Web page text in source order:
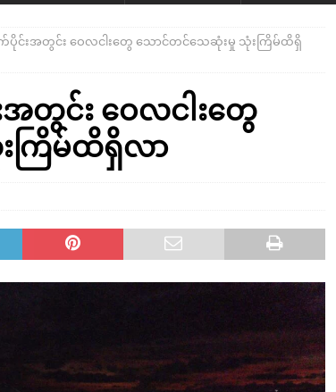
ပိုင်းအတွင်း ဝေလငါးတွေ သောင်တင်သေဆုံးမှု သုံးကြိမ်ထိရှိ
တွင်း ဝေလငါးတွေ
ကြိမ်ထိရှိလာ